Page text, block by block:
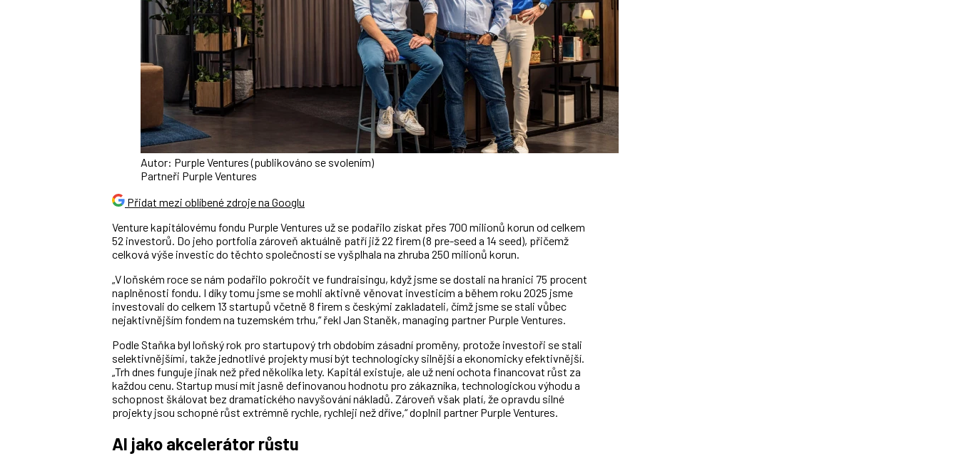
Autor: Purple Ventures (publikováno se svolením)
Partneři Purple Ventures
Přidat mezi oblíbené zdroje na Googlu
Venture kapitálovému fondu Purple Ventures už se podařilo získat přes 700 milionů korun od celkem
52 investorů. Do jeho portfolia zároveň aktuálně patří již 22 firem (8 pre-seed a 14 seed), přičemž
celková výše investic do těchto společností se vyšplhala na zhruba 250 milionů korun.
„V loňském roce se nám podařilo pokročit ve fundraisingu, když jsme se dostali na hranici 75 procent
naplněnosti fondu. I díky tomu jsme se mohli aktivně věnovat investicím a během roku 2025 jsme
investovali do celkem 13 startupů včetně 8 firem s českými zakladateli, čímž jsme se stali vůbec
nejaktivnějším fondem na tuzemském trhu,“ řekl Jan Staněk, managing partner Purple Ventures.
Podle Staňka byl loňský rok pro startupový trh obdobím zásadní proměny, protože investoři se stali
selektivnějšími, takže jednotlivé projekty musí být technologicky silnější a ekonomicky efektivnější.
„Trh dnes funguje jinak než před několika lety. Kapitál existuje, ale už není ochota financovat růst za
každou cenu. Startup musí mít jasně definovanou hodnotu pro zákazníka, technologickou výhodu a
schopnost škálovat bez dramatického navyšování nákladů. Zároveň však platí, že opravdu silné
projekty jsou schopné růst extrémně rychle, rychleji než dříve,“ doplnil partner Purple Ventures.
AI jako akcelerátor růstu